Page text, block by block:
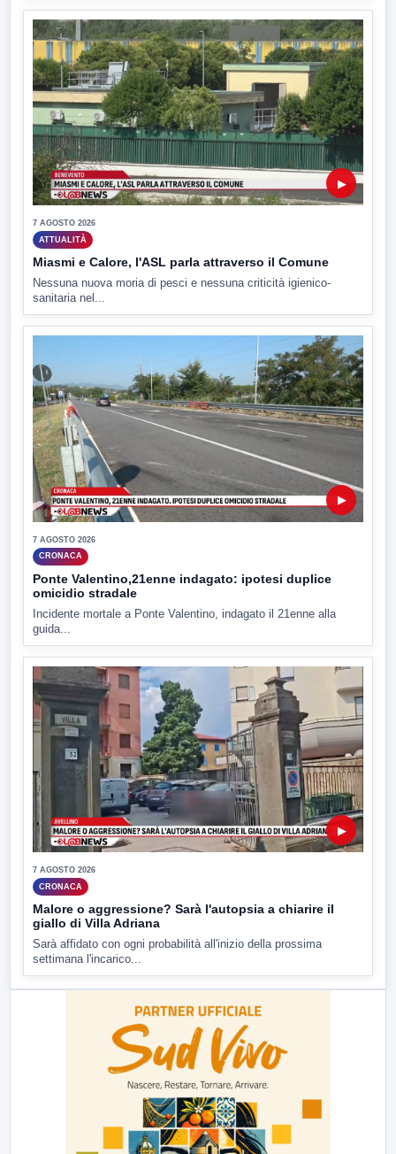
▶
7 AGOSTO 2026
ATTUALITÀ
Miasmi e Calore, l'ASL parla attraverso il Comune
Nessuna nuova moria di pesci e nessuna criticità igienico-
sanitaria nel...
▶
7 AGOSTO 2026
CRONACA
Ponte Valentino,21enne indagato: ipotesi duplice
omicidio stradale
Incidente mortale a Ponte Valentino, indagato il 21enne alla
guida...
▶
7 AGOSTO 2026
CRONACA
Malore o aggressione? Sarà l'autopsia a chiarire il
giallo di Villa Adriana
Sarà affidato con ogni probabilità all'inizio della prossima
settimana l'incarico...